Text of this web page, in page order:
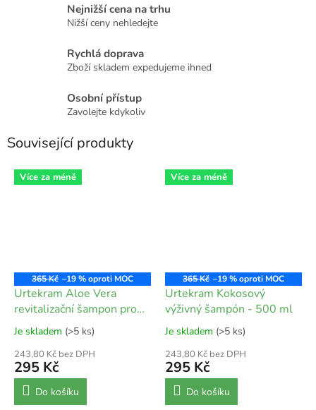
Nejnižší cena na trhu
Nižší ceny nehledejte
Rychlá doprava
Zboží skladem expedujeme ihned
Osobní přístup
Zavolejte kdykoliv
Související produkty
Více za méně
365 Kč –19 %
Urtekram Aloe Vera
revitalizační šampon pro
normální vlasy - 500 ml
Je skladem (>5 ks)
243,80 Kč bez DPH
295 Kč
Do košíku
Více za méně
365 Kč –19 %
Urtekram Kokosový
výživný šampón - 500 ml
Je skladem (>5 ks)
243,80 Kč bez DPH
295 Kč
Do košíku